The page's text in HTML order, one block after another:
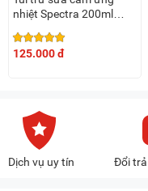
nhiệt Spectra 200ml
125.000 đ
Dịch vụ uy tín Đổi